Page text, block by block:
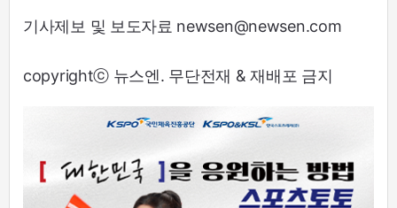
기사제보 및 보도자료 newsen@newsen.com
copyrightⓒ 뉴스엔. 무단전재 & 재배포 금지